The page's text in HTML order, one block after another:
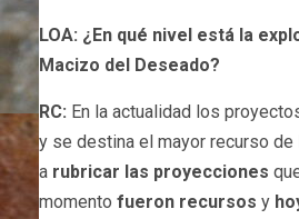
LOA: ¿En qué nivel está la
Macizo del Deseado?
RC: En la actualidad los
y se destina el mayor recurso de
a rubricar las proyecciones
momento fueron recursos y